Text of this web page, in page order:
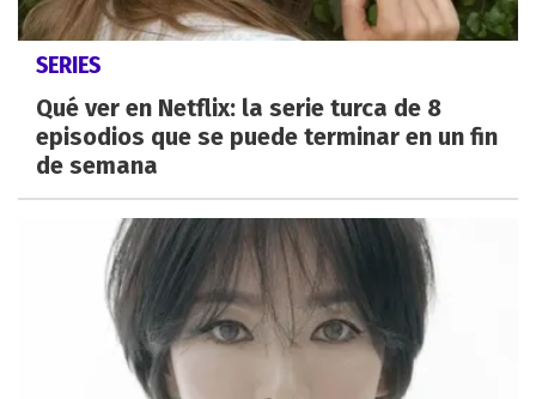
SERIES
Qué ver en Netflix: la serie turca de 8
episodios que se puede terminar en un fin
de semana